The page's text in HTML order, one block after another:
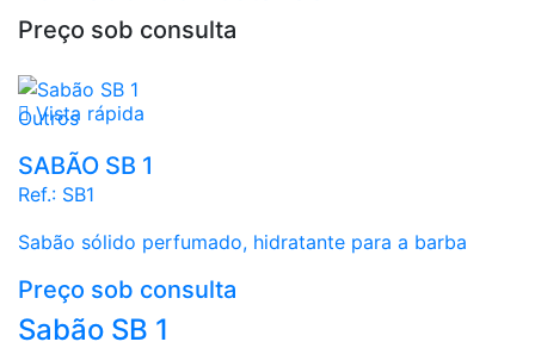
Preço sob consulta
Vista rápida
Outros
SABÃO SB 1
Ref.: SB1
Sabão sólido perfumado, hidratante para a barba
Preço sob consulta
Sabão SB 1